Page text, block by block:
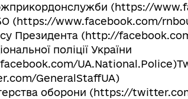
(https://
(https://www.facebook.com/
Президента (http://
поліції України
GeneralStaffUA)
оборони (https://